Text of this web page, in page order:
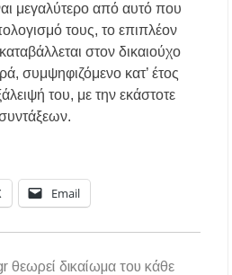
μεγαλύτερο από αυτό που
τους, το επιπλέον
στον δικαιούχο
συμψηφιζόμενο κατ’ έτος
του, με την εκάστοτε
Email
θεωρεί δικαίωμα του κάθε